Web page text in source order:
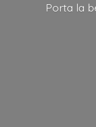
Porta la